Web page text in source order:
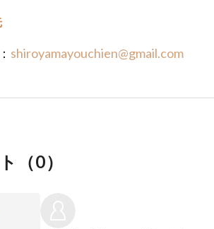
shiroyamayouchien@gmail.com
（0）